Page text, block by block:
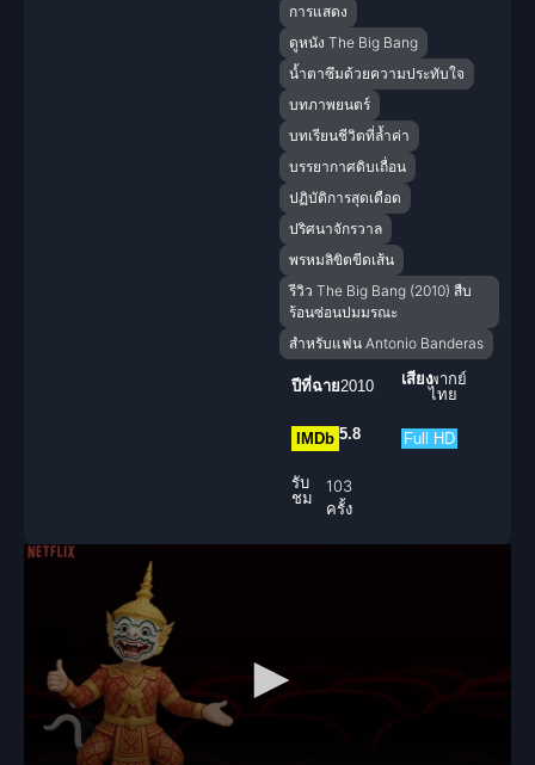
การแสดง
ดูหนัง The Big Bang
น้ำตาซึมด้วยความประทับใจ
บทภาพยนตร์
บทเรียนชีวิตที่ล้ำค่า
บรรยากาศดิบเถื่อน
ปฏิบัติการสุดเดือด
ปริศนาจักรวาล
พรหมลิขิตขีดเส้น
รีวิว The Big Bang (2010) สืบ
ร้อนซ่อนปมมรณะ
สำหรับแฟน Antonio Banderas
ปีที่ฉาย2010 เสียงพากย์
ไทย
IMDb 5.8 Full HD
รับ
ชม
103
ครั้ง